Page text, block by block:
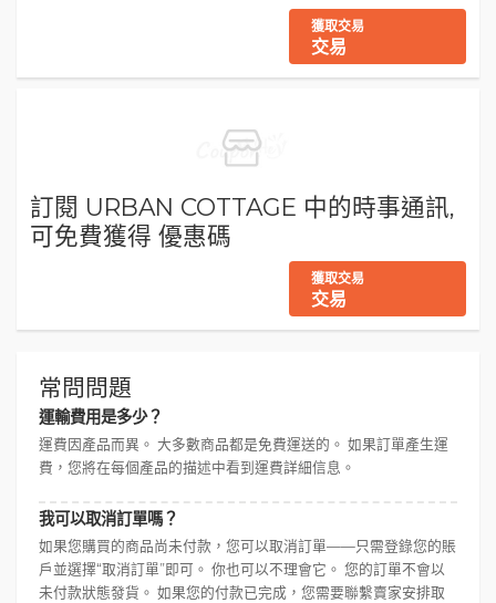
獲取交易
交易
訂閱 URBAN COTTAGE 中的時事通訊,
可免費獲得 優惠碼
獲取交易
交易
常問問題
運輸費用是多少？
運費因產品而異。 大多數商品都是免費運送的。 如果訂單產生運
費，您將在每個產品的描述中看到運費詳細信息。
我可以取消訂單嗎？
如果您購買的商品尚未付款，您可以取消訂單——只需登錄您的賬
戶並選擇“取消訂單”即可。 你也可以不理會它。 您的訂單不會以
未付款狀態發貨。 如果您的付款已完成，您需要聯繫賣家安排取